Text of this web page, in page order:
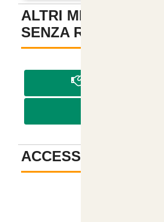
ALTRI METODI DI
SENZA
ACCESSORI